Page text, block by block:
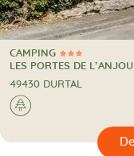
3 Sterren
CAMPING
CAMPING
LES PORTES DE L’ANJOU
49430 DURTAL
🌲
🔍